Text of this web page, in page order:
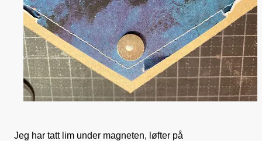
Jeg har tatt lim under magneten, løfter på